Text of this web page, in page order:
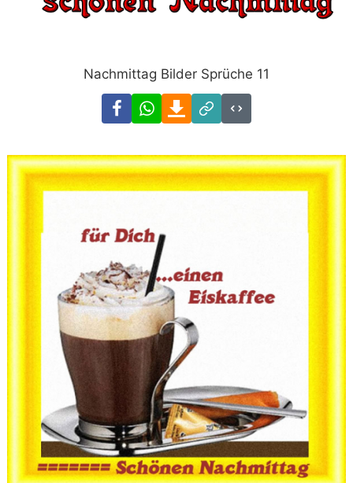
Nachmittag Bilder Sprüche 11
FacebookWhatsAppDownload
Link
Code